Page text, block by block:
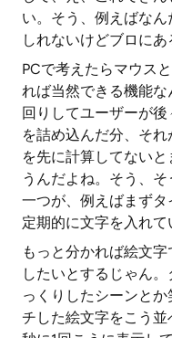
い。そう、例えばな
しれないけどブロにあ
PCで考えたらマウス
れば当然できる機能
回りしてユーザーが
を詰め込んだ分、そ
を先に計算してない
うんだよね。そう、
一つが、例えばまず
定期的に文字を入れて
もっと分かれば絵文
したいとするじゃん
っくりしたシーンと
チした絵文字をこう